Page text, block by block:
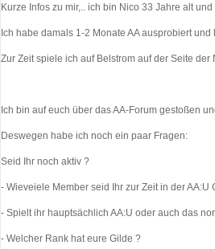
Kurze Infos zu mir,.. ich bin Nico 33 Jahre alt
Ich habe damals 1-2 Monate AA ausprobiert
Zur Zeit spiele ich auf Belstrom auf der Seite
Ich bin auf euch über das AA-Forum gestoßen
Deswegen habe ich noch ein paar Fragen:
Seid Ihr noch aktiv ?
- Wieveiele Member seid Ihr zur Zeit in der AA:U
- Spielt ihr hauptsächlich AA:U oder auch das
- Welcher Rank hat eure Gilde ?